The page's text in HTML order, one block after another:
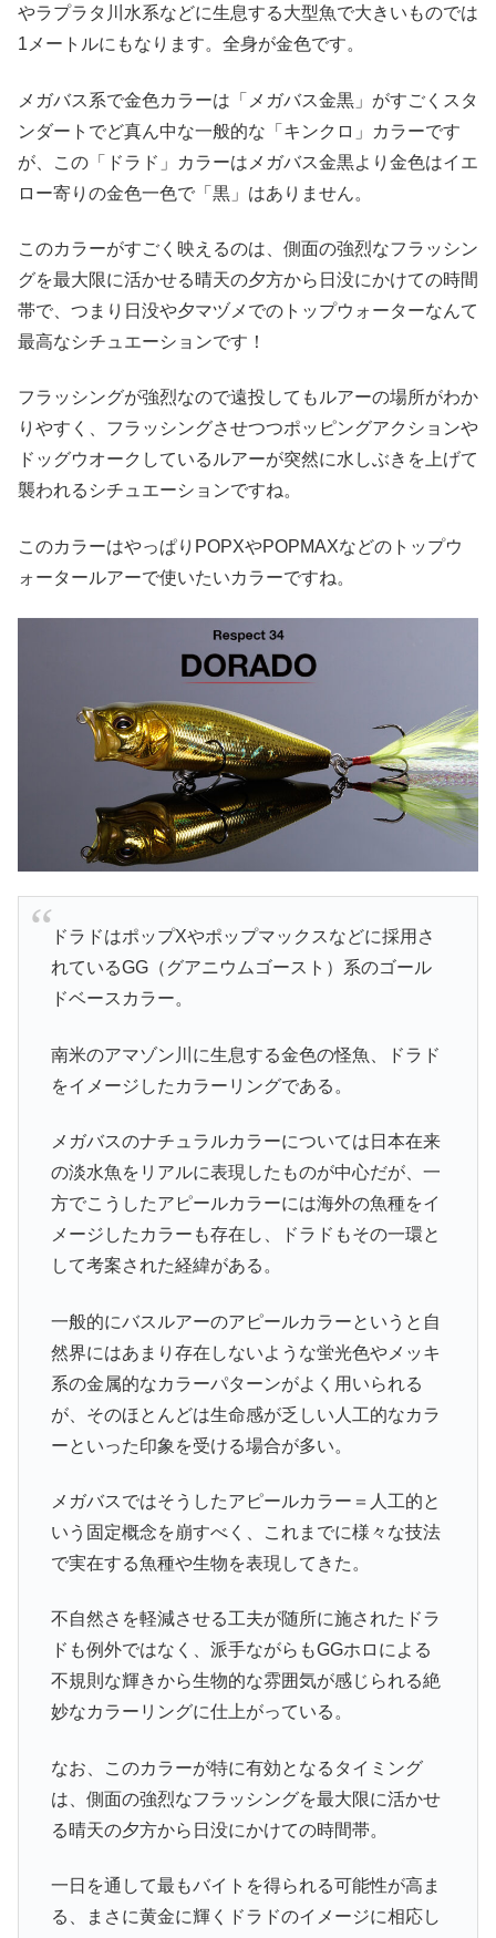
やラプラタ川水系などに生息する大型魚で大きいものでは
1メートルにもなります。全身が金色です。
メガバス系で金色カラーは「メガバス金黒」がすごくスタ
ンダートでど真ん中な一般的な「キンクロ」カラーです
が、この「ドラド」カラーはメガバス金黒より金色はイエ
ロー寄りの金色一色で「黒」はありません。
このカラーがすごく映えるのは、側面の強烈なフラッシン
グを最大限に活かせる晴天の夕方から日没にかけての時間
帯で、つまり日没や夕マヅメでのトップウォーターなんて
最高なシチュエーションです！
フラッシングが強烈なので遠投してもルアーの場所がわか
りやすく、フラッシングさせつつポッピングアクションや
ドッグウオークしているルアーが突然に水しぶきを上げて
襲われるシチュエーションですね。
このカラーはやっぱりPOPXやPOPMAXなどのトップウ
ォータールアーで使いたいカラーですね。
ドラドはポップXやポップマックスなどに採用さ
れているGG（グアニウムゴースト）系のゴール
ドベースカラー。
南米のアマゾン川に生息する金色の怪魚、ドラド
をイメージしたカラーリングである。
メガバスのナチュラルカラーについては日本在来
の淡水魚をリアルに表現したものが中心だが、一
方でこうしたアピールカラーには海外の魚種をイ
メージしたカラーも存在し、ドラドもその一環と
して考案された経緯がある。
一般的にバスルアーのアピールカラーというと自
然界にはあまり存在しないような蛍光色やメッキ
系の金属的なカラーパターンがよく用いられる
が、そのほとんどは生命感が乏しい人工的なカラ
ーといった印象を受ける場合が多い。
メガバスではそうしたアピールカラー＝人工的と
いう固定概念を崩すべく、これまでに様々な技法
で実在する魚種や生物を表現してきた。
不自然さを軽減させる工夫が随所に施されたドラ
ドも例外ではなく、派手ながらもGGホロによる
不規則な輝きから生物的な雰囲気が感じられる絶
妙なカラーリングに仕上がっている。
なお、このカラーが特に有効となるタイミング
は、側面の強烈なフラッシングを最大限に活かせ
る晴天の夕方から日没にかけての時間帯。
一日を通して最もバイトを得られる可能性が高ま
る、まさに黄金に輝くドラドのイメージに相応し